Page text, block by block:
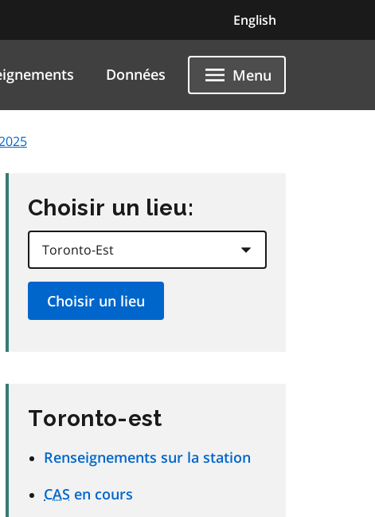
English
Données Menu
Choisir un lieu:
Toronto-est
Renseignements sur la station
CAS en cours